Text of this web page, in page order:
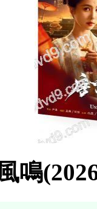
鳴